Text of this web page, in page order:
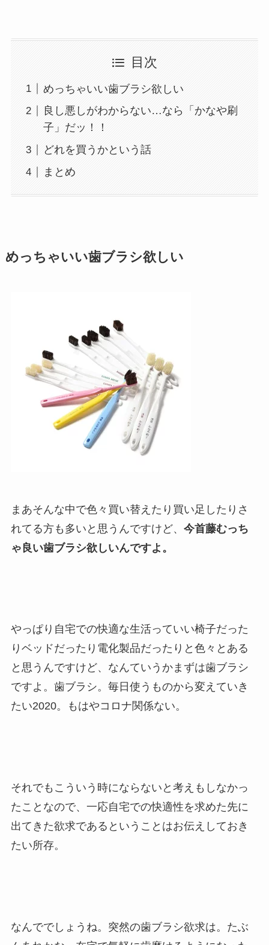
目次
めっちゃいい歯ブラシ欲しい
良し悪しがわからない…なら「かなや刷
子」だッ！！
どれを買うかという話
まとめ
めっちゃいい歯ブラシ欲しい
まあそんな中で色々買い替えたり買い足したりさ
れてる方も多いと思うんですけど、 今首藤むっち
ゃ良い歯ブラシ欲しいんですよ。
やっぱり自宅での快適な生活っていい椅子だった
りベッドだったり電化製品だったりと色々とある
と思うんですけど、なんていうかまずは歯ブラシ
ですよ。歯ブラシ。毎日使うものから変えていき
たい2020。もはやコロナ関係ない。
それでもこういう時にならないと考えもしなかっ
たことなので、一応自宅での快適性を求めた先に
出てきた欲求であるということはお伝えしておき
たい所存。
なんででしょうね。突然の歯ブラシ欲求は。たぶ